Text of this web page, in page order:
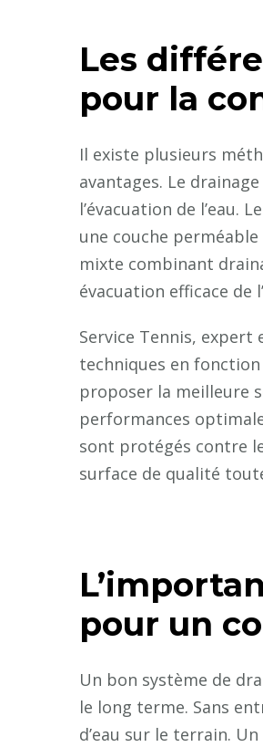
Les
pour la
Il existe plusieurs
avantages. Le
l’évacuation de l’eau.
une couche
mixte combinant
évacuation efficace de
Service Tennis, expert
techniques en
proposer la meilleure
performances
sont protégés contre
surface de qualité
pour un
Un bon système de
le long terme. Sans
d’eau sur le terrain.